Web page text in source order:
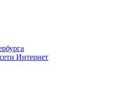
Интернет